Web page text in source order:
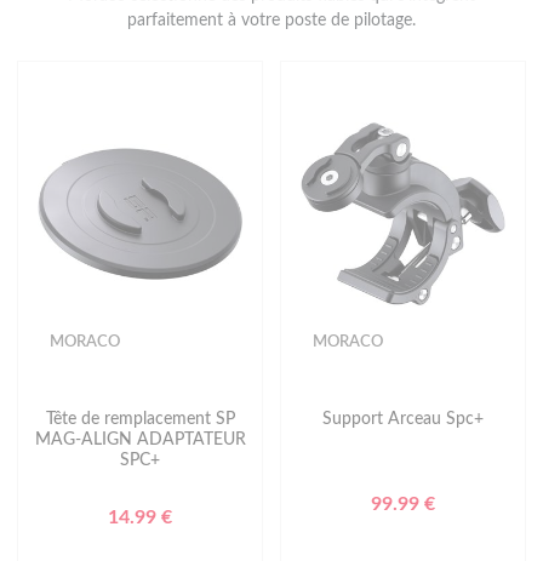
parfaitement à votre poste de pilotage.
MORACO
Tête de remplacement SP
MAG-ALIGN ADAPTATEUR
SPC+
14.99 €
MORACO
Support Arceau Spc+
99.99 €